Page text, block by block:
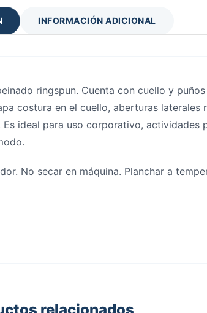
INFORMACIÓN ADICIONAL
ringspun. Cuenta con cuello y
costura en el cuello, aberturas laterales
ideal para uso corporativo, actividades
No secar en máquina. Planchar a